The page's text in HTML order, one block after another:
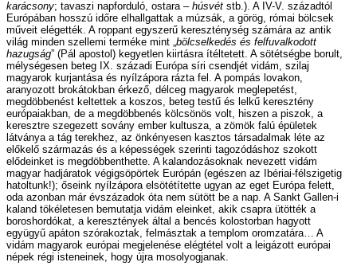
karácsony; tavaszi napforduló, ostara – húsvét stb.). A IV-V. századtól
Európában hosszú időre elhallgattak a múzsák, a görög, római bölcsek
műveit elégették. A roppant egyszerű kereszténység számára az antik
világ minden szellemi terméke mint „ bölcselkedés és felfuvalkodott
hazugság” (Pál apostol) kegyetlen kiirtásra ítéltetett. A sötétségbe borult,
mélységesen beteg IX. századi Európa síri csendjét vidám, szilaj
magyarok kurjantása és nyílzápora rázta fel. A pompás lovakon,
aranyozott brokátokban érkező, délceg magyarok meglepetést,
megdöbbenést keltettek a koszos, beteg testű és lelkű keresztény
európaiakban, de a megdöbbenés kölcsönös volt, hiszen a piszok, a
keresztre szegezett sovány ember kultusza, a zömök falú épületek
látványa a tág terekhez, az önkényesen kasztos társadalmak léte az
előkelő származás és a képességek szerinti tagozódáshoz szokott
elődeinket is megdöbbenthette. A kalandozásoknak nevezett vidám
magyar hadjáratok végigsöpörtek Európán (egészen az Ibériai-félszigetig
hatoltunk!); őseink nyílzápora elsötétítette ugyan az eget Európa felett,
oda azonban már évszázadok óta nem sütött be a nap. A Sankt Gallen-i
kaland tökéletesen bemutatja vidám eleinket, akik csapra ütötték a
boroshordókat, a keresztények által a bencés kolostorban hagyott
együgyű apáton szórakoztak, felmásztak a templom oromzatára… A
vidám magyarok európai megjelenése elégtétel volt a leigázott európai
népek régi isteneinek, hogy újra mosolyogjanak.